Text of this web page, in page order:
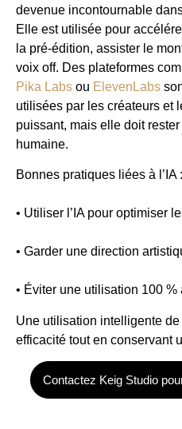
devenue incontournable
Elle est utilisée pour
la pré-édition, assister le
voix off. Des plateformes
Pika Labs ou ElevenLabs
utilisées par les créateurs et
puissant, mais elle doit
humaine.
Bonnes pratiques liées à l’IA :
• Utiliser l’IA pour optimiser
• Garder une direction
• Éviter une utilisation 100 %
Une utilisation intelligente de
efficacité tout en conservant
Contactez Keig Studio